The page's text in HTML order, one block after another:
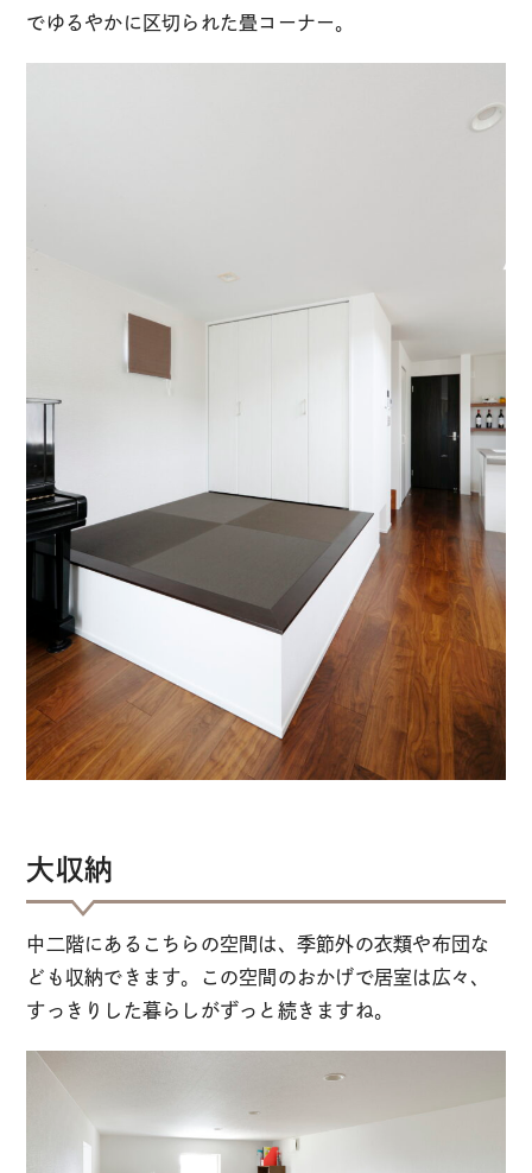
でゆるやかに区切られた畳コーナー。
大収納
中二階にあるこちらの空間は、季節外の衣類や布団な
ども収納できます。この空間のおかげで居室は広々、
すっきりした暮らしがずっと続きますね。